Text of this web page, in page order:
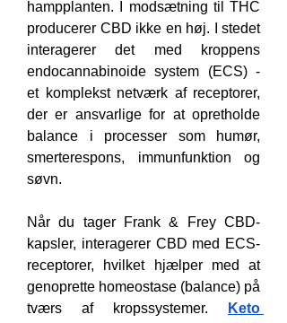
hampplanten. I modsætning til THC
producerer CBD ikke en høj. I stedet
interagerer det med kroppens
endocannabinoide system (ECS) -
et komplekst netværk af receptorer,
der er ansvarlige for at opretholde
balance i processer som humør,
smerterespons, immunfunktion og
søvn.
Når du tager Frank & Frey CBD-
kapsler, interagerer CBD med ECS-
receptorer, hvilket hjælper med at
genoprette homeostase (balance) på
tværs af kropssystemer.
Keto